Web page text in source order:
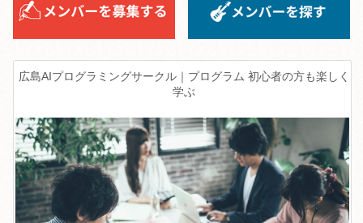
広島AIプログラミングサークル｜プログラム 初心者の方も楽しく
学ぶ